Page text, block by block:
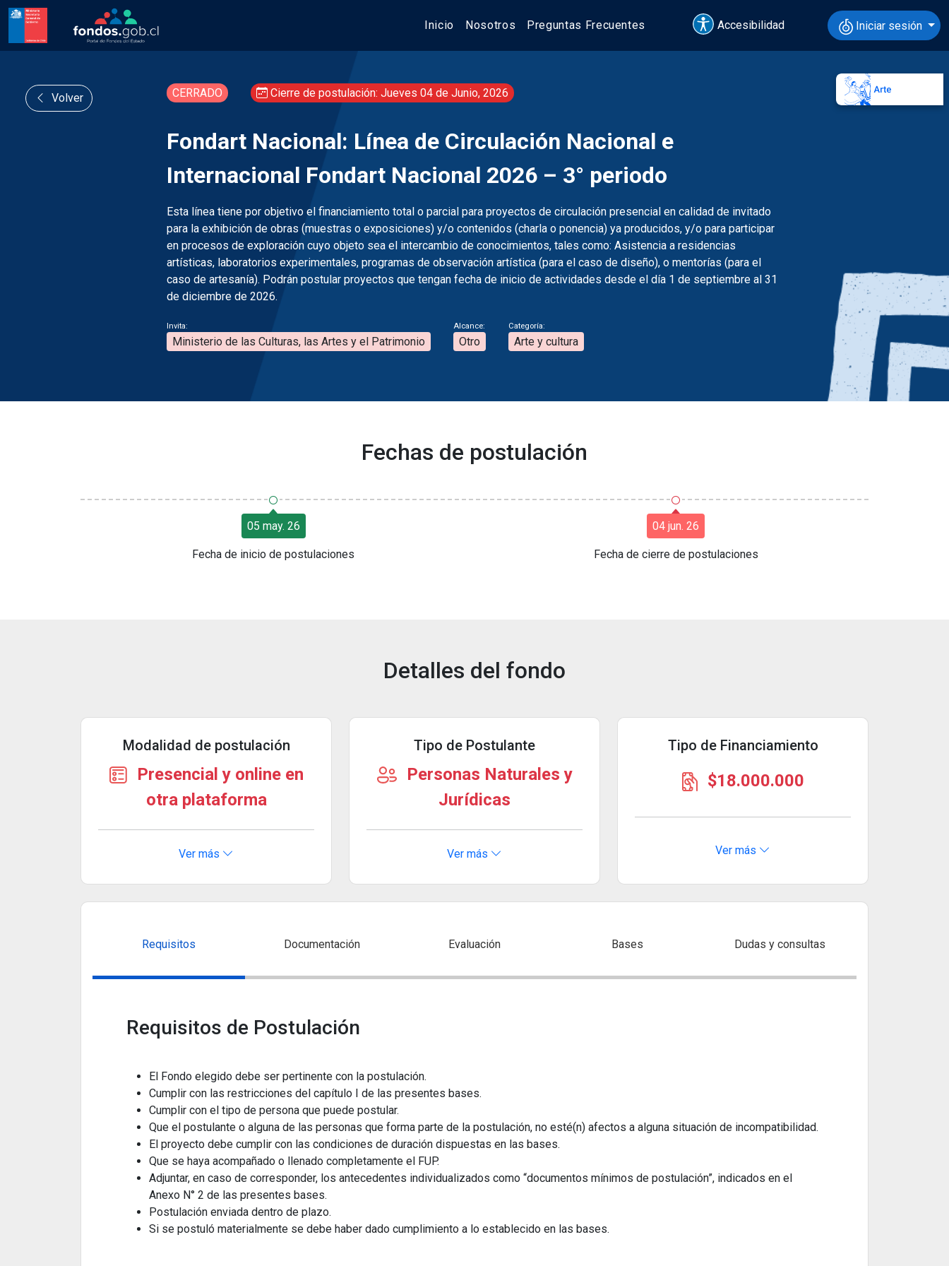
Inicio Nosotros Preguntas Frecuentes Accesibilidad Iniciar sesión
Volver CERRADO Cierre de postulación: Jueves 04 de Junio, 2026
Fondart Nacional: Línea de Circulación Nacional e
Internacional Fondart Nacional 2026 – 3° periodo
Esta línea tiene por objetivo el financiamiento total o parcial para proyectos de circulación presencial en calidad de invitado
para la exhibición de obras (muestras o exposiciones) y/o contenidos (charla o ponencia) ya producidos, y/o para participar
en procesos de exploración cuyo objeto sea el intercambio de conocimientos, tales como: Asistencia a residencias
artísticas, laboratorios experimentales, programas de observación artística (para el caso de diseño), o mentorías (para el
caso de artesanía). Podrán postular proyectos que tengan fecha de inicio de actividades desde el día 1 de septiembre al 31
de diciembre de 2026.
Invita:
Ministerio de las Culturas, las Artes y el Patrimonio
Alcance:
Otro
Categoría:
Arte y cultura
Fechas de postulación
○ ○
05 may. 26
Fecha de inicio de postulaciones
04 jun. 26
Fecha de cierre de postulaciones
Detalles del fondo
Modalidad de postulación
Presencial y online en
otra plataforma
Ver más
Tipo de Postulante
Personas Naturales y
Jurídicas
Ver más
Tipo de Financiamiento
$18.000.000
Ver más
Requisitos Documentación Evaluación Bases Dudas y consultas
Requisitos de Postulación
El Fondo elegido debe ser pertinente con la postulación.
Cumplir con las restricciones del capítulo I de las presentes bases.
Cumplir con el tipo de persona que puede postular.
Que el postulante o alguna de las personas que forma parte de la postulación, no esté(n) afectos a alguna situación de incompatibilidad.
El proyecto debe cumplir con las condiciones de duración dispuestas en las bases.
Que se haya acompañado o llenado completamente el FUP.
Adjuntar, en caso de corresponder, los antecedentes individualizados como “documentos mínimos de postulación”, indicados en el
Anexo N° 2 de las presentes bases.
Postulación enviada dentro de plazo.
Si se postuló materialmente se debe haber dado cumplimiento a lo establecido en las bases.